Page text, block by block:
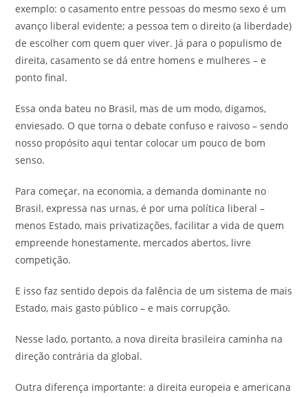
exemplo: o casamento entre pessoas do mesmo sexo é um
avanço liberal evidente; a pessoa tem o direito (a liberdade)
de escolher com quem quer viver. Já para o populismo de
direita, casamento se dá entre homens e mulheres – e
ponto final.
Essa onda bateu no Brasil, mas de um modo, digamos,
enviesado. O que torna o debate confuso e raivoso – sendo
nosso propósito aqui tentar colocar um pouco de bom
senso.
Para começar, na economia, a demanda dominante no
Brasil, expressa nas urnas, é por uma política liberal –
menos Estado, mais privatizações, facilitar a vida de quem
empreende honestamente, mercados abertos, livre
competição.
E isso faz sentido depois da falência de um sistema de mais
Estado, mais gasto público – e mais corrupção.
Nesse lado, portanto, a nova direita brasileira caminha na
direção contrária da global.
Outra diferença importante: a direita europeia e americana